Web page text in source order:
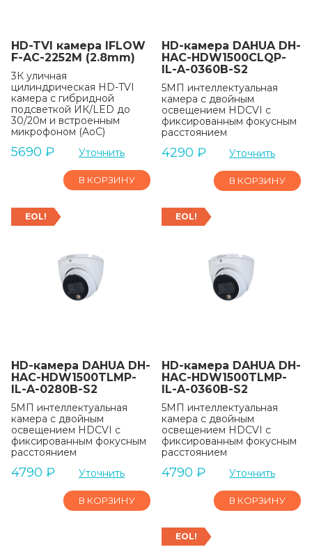
HD-TVI камера IFLOW
F-AC-2252M (2.8mm)
3К уличная
цилиндрическая HD-TVI
камера с гибридной
подсветкой ИК/LED до
30/20м и встроенным
микрофоном (AoC)
5690 ₽ Уточнить
В КОРЗИНУ
HD-камера DAHUA DH-
HAC-HDW1500CLQP-
IL-A-0360B-S2
5МП интеллектуальная
камера с двойным
освещением HDCVI с
фиксированным фокусным
расстоянием
4290 ₽ Уточнить
В КОРЗИНУ
EOL!
HD-камера DAHUA DH-
HAC-HDW1500TLMP-
IL-A-0280B-S2
5МП интеллектуальная
камера с двойным
освещением HDCVI с
фиксированным фокусным
расстоянием
4790 ₽ Уточнить
В КОРЗИНУ
EOL!
HD-камера DAHUA DH-
HAC-HDW1500TLMP-
IL-A-0360B-S2
5МП интеллектуальная
камера с двойным
освещением HDCVI с
фиксированным фокусным
расстоянием
4790 ₽ Уточнить
В КОРЗИНУ
EOL!